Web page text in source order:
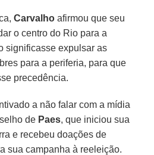
Carvalho afirmou que seu
o centro do Rio para a
significasse expulsar as
para a periferia, para que
precedência.
a não falar com a mídia
de Paes, que iniciou sua
e recebeu doações de
sua campanha à reeleição.